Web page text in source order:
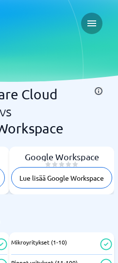
Open
Cloud
vs
Google Workspace
Lue lisää Google Workspace
Mikroyritykset (1-10)